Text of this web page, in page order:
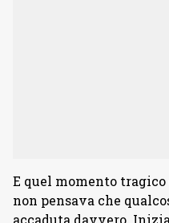
E quel momento
non pensava che
accaduta davvero.